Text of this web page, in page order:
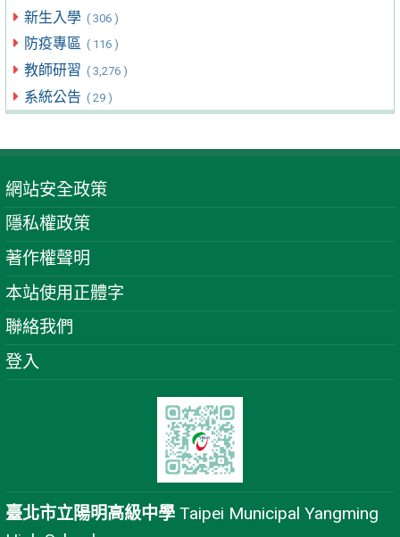
新生入學 ( 306 )
防疫專區 ( 116 )
教師研習 ( 3,276 )
系統公告 ( 29 )
網站安全政策
隱私權政策
著作權聲明
本站使用正體字
聯絡我們
登入
臺北市立陽明高級中學 Taipei Municipal Yangming